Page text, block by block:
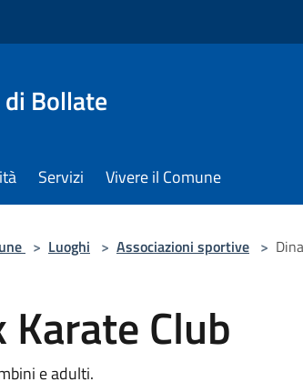
Bollate
Servizi Vivere il Comune
> Luoghi > Associazioni sportive >
Club
e adulti.